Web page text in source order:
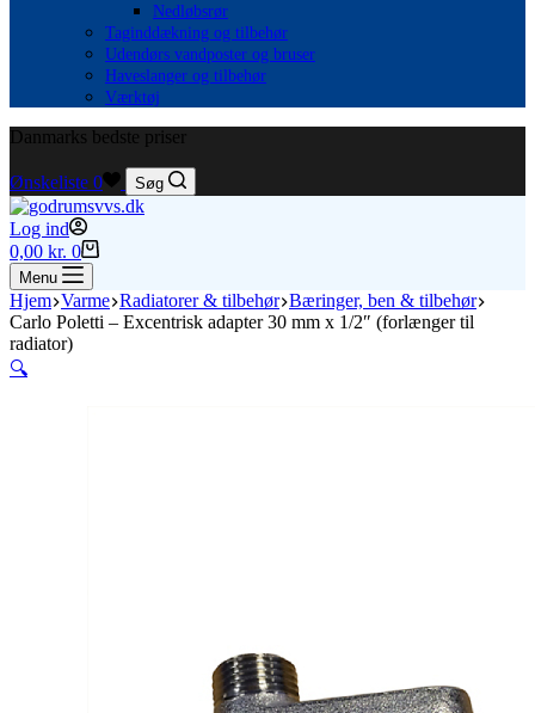
Nedløbsrør
Taginddækning og tilbehør
Udendørs vandposter og bruser
Haveslanger og tilbehør
Værktøj
Danmarks bedste priser
Ønskeliste 0 Søg
Log ind
Indkøbskurv
0,00 kr. 0
Menu
Hjem Varme Radiatorer & tilbehør Bæringer, ben & tilbehør
Carlo Poletti – Excentrisk adapter 30 mm x 1/2″ (forlænger til
radiator)
🔍